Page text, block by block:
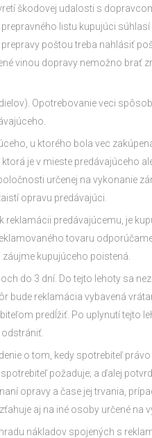
škodovej udalosti s
listu kupujúci súhlasí
poštou treba nahlásiť
vinou dopravy nemožno brať
Opotrebovanie veci
u ktorého bola vec
je v mieste predávajúceho
určenej na vykonanie
opravu predávajúci.
predávajúcemu, je
tovaru
kupujúceho poistená.
do 3 dní. Do tejto lehoty sa
bude reklamácia vybavená
predĺžiť. Po uplynutí tejto
o tom, kedy spotrebiteľ právo
požaduje; a ďalej
opravy a čase jej trvania,
aj na iné osoby určené na
nákladov spojených s